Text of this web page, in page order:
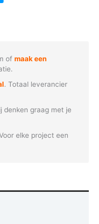
ofmaak een
. Totaal leverancier
denken graag met je
elke project een